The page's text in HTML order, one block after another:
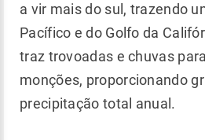
a vir mais do sul, trazendo
Pacífico e do Golfo da
traz trovoadas e chuvas
monções, proporcionando
precipitação total anual.